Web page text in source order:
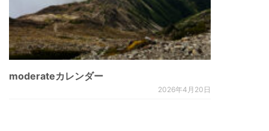
moderateカレンダー
2026年4月20日